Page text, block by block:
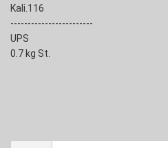
Kali.116
------------------------
UPS
0.7 kg St.